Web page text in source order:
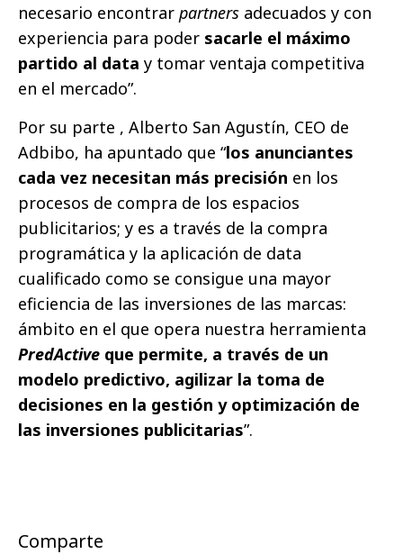
necesario encontrar partners adecuados y con
experiencia para poder sacarle el máximo
partido al data y tomar ventaja competitiva
en el mercado”.
Por su parte , Alberto San Agustín, CEO de
Adbibo, ha apuntado que “los anunciantes
cada vez necesitan más precisión en los
procesos de compra de los espacios
publicitarios; y es a través de la compra
programática y la aplicación de data
cualificado como se consigue una mayor
eficiencia de las inversiones de las marcas:
ámbito en el que opera nuestra herramienta
PredActive que permite, a través de un
modelo predictivo, agilizar la toma de
decisiones en la gestión y optimización de
las inversiones publicitarias”.
Comparte